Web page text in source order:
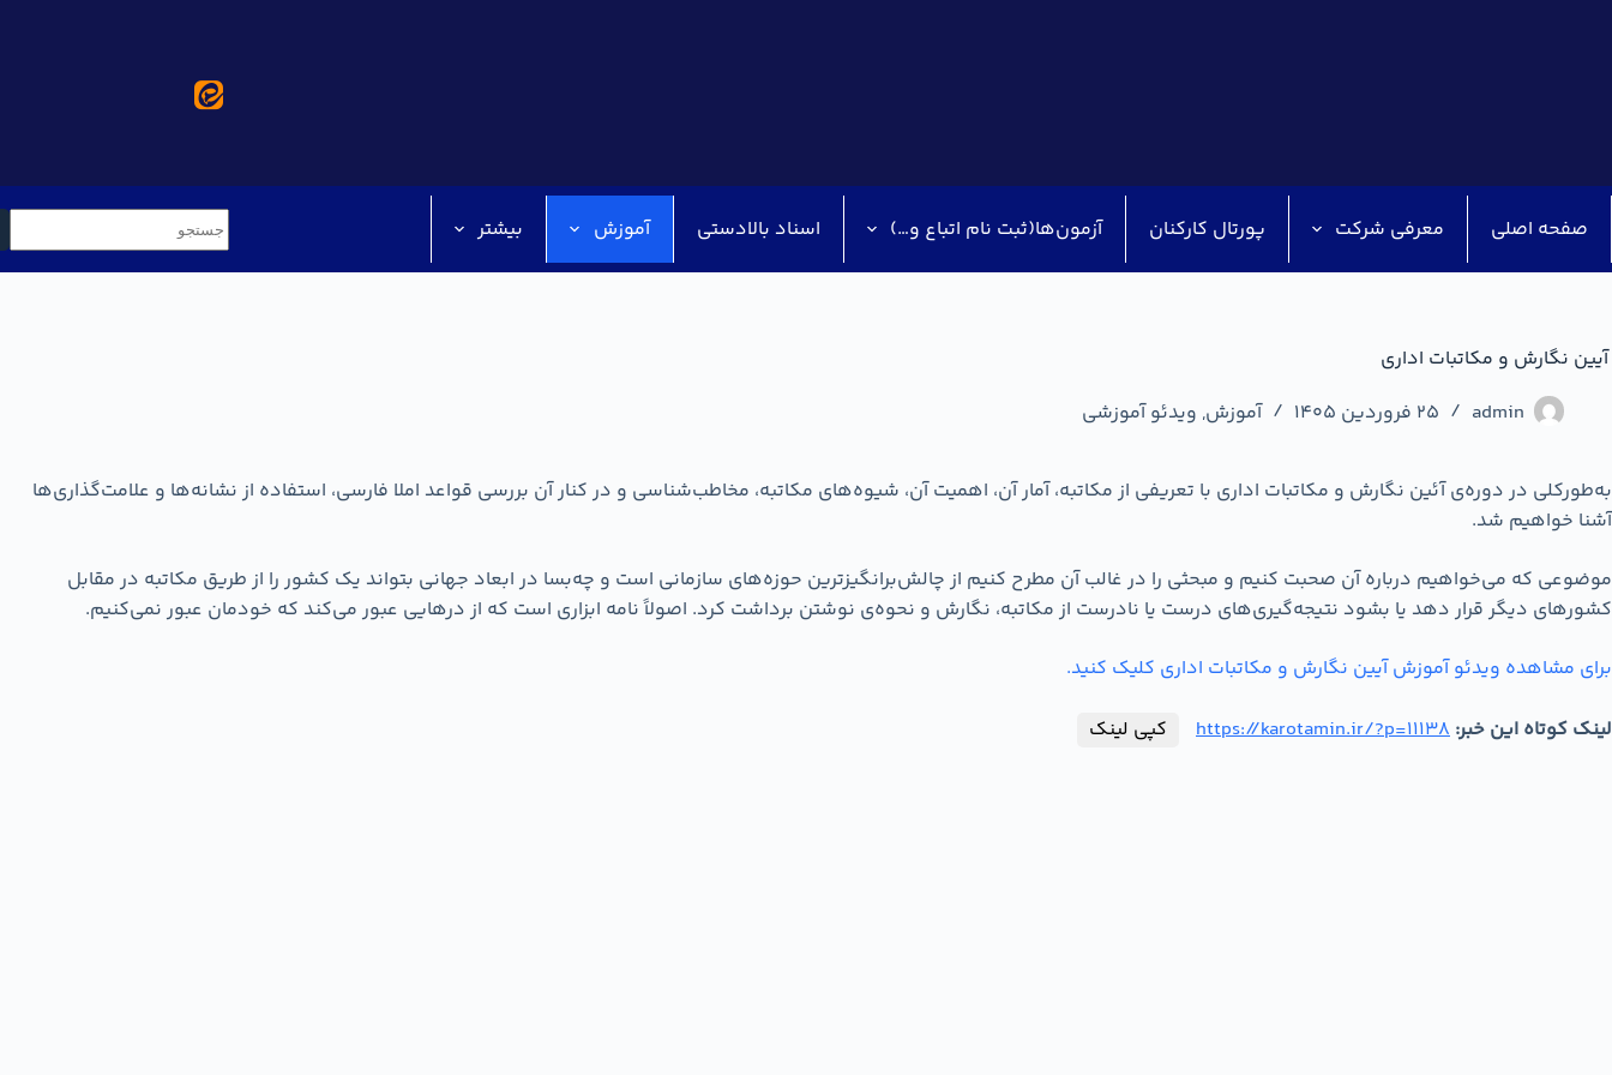
صفحه اصلی معرفی شرکت پورتال کارکنان آزمون‌ها(ثبت نام اتباع و…) اسناد بالادستی آموزش بیشتر
آیین نگارش و مکاتبات اداری
admin
25 فروردین 1405 آموزش, ویدئو آموزشی
به‌طورکلی در دوره‌ی آئین نگارش و مکاتبات اداری با تعریفی از مکاتبه، آمار آن، اهمیت آن، شیوه‌های مکاتبه، مخاطب‌شناسی و در کنار آن بررسی قواعد املا فارسی، استفاده از نشانه‌ها و علامت‌گذاری‌ها
آشنا خواهیم شد‌.
موضوعی که می‌خواهیم درباره آن صحبت کنیم و مبحثی را در غالب آن مطرح کنیم از چالش‌برانگیزترین حوزه‌های سازمانی است و چه‌بسا در ابعاد جهانی بتواند یک کشور را از طریق مکاتبه در مقابل
کشورهای دیگر قرار دهد یا بشود نتیجه‌گیری‌های درست یا نادرست از مکاتبه، نگارش و نحوه‌ی نوشتن برداشت کرد. اصولاً نامه ابزاری است که از درهایی عبور می‌کند که خودمان عبور نمی‌کنیم.
برای مشاهده ویدئو آموزش آیین نگارش و مکاتبات اداری کلیک کنید.
لینک کوتاه این خبر: https://karotamin.ir/?p=11138 کپی لینک